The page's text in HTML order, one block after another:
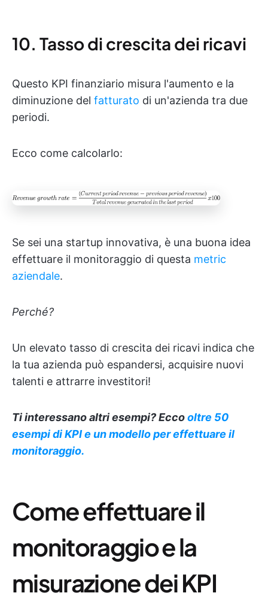
10. Tasso di crescita dei ricavi
Questo KPI finanziario misura l'aumento e la
diminuzione del fatturato di un'azienda tra due
periodi.
Ecco come calcolarlo:
Se sei una startup innovativa, è una buona idea
effettuare il monitoraggio di questa metric
aziendale.
Perché?
Un elevato tasso di crescita dei ricavi indica che
la tua azienda può espandersi, acquisire nuovi
talenti e attrarre investitori!
Ti interessano altri esempi? Eccooltre 50
esempi di KPI e un modello per effettuare il
monitoraggio.
Come effettuare il
monitoraggio e la
misurazione dei KPI